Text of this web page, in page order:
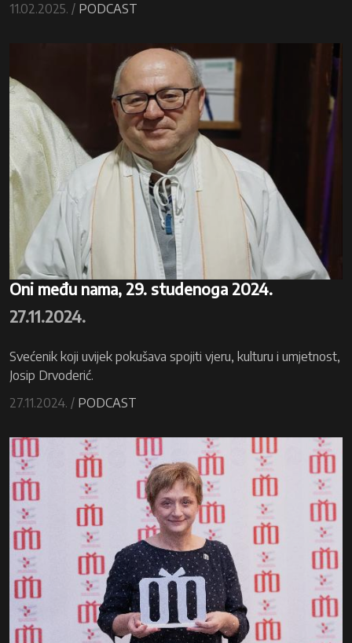
11.02.2025. / PODCAST
Oni među nama, 29. studenoga 2024.
27.11.2024.
Svećenik koji uvijek pokušava spojiti vjeru, kulturu i umjetnost,
Josip Drvoderić.
27.11.2024. / PODCAST